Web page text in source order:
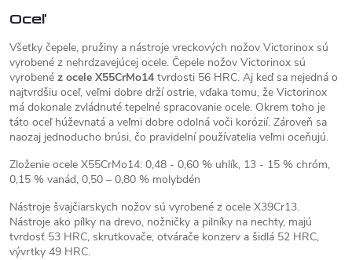
Oceľ
Všetky čepele, pružiny a nástroje vreckových nožov Victorinox sú
vyrobené z nehrdzavejúcej ocele. Čepele nožov Victorinox sú
vyrobené z ocele X55CrMo14 tvrdosti 56 HRC. Aj keď sa nejedná o
najtvrdšiu oceľ, veľmi dobre drží ostrie, vďaka tomu, že Victorinox
má dokonale zvládnuté tepelné spracovanie ocele. Okrem toho je
táto oceľ húževnatá a veľmi dobre odolná voči korózií. Zároveň sa
naozaj jednoducho brúsi, čo pravidelní používatelia veľmi oceňujú.
Zloženie ocele X55CrMo14: 0,48 - 0,60 % uhlík, 13 - 15 % chróm,
0,15 % vanád, 0,50 – 0,80 % molybdén
Nástroje švajčiarskych nožov sú vyrobené z ocele X39Cr13.
Nástroje ako pílky na drevo, nožničky a pilníky na nechty, majú
tvrdosť 53 HRC, skrutkovače, otvárače konzerv a šidlá 52 HRC,
vývrtky 49 HRC.